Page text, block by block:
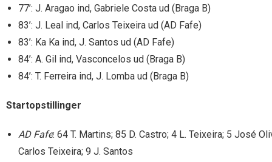
77’: J. Aragao ind, Gabriele Costa ud (Braga B)
83’: J. Leal ind, Carlos Teixeira ud (AD Fafe)
83’: Ka Ka ind, J. Santos ud (AD Fafe)
84’: A. Gil ind, Vasconcelos ud (Braga B)
84’: T. Ferreira ind, J. Lomba ud (Braga B)
Startopstillinger
AD Fafe: 64 T. Martins; 85 D. Castro; 4 L. Teixeira; 5 José
Carlos Teixeira; 9 J. Santos